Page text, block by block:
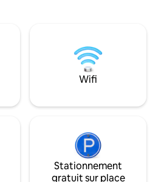
de
restaurants et
site Web
design,
intérieur
Wifi
Stationnement
gratuit sur place